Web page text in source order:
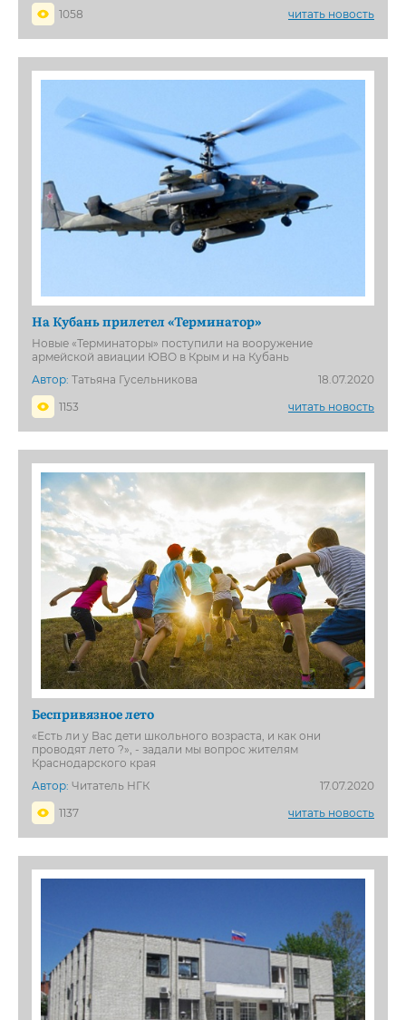
1058
читать новость
На Кубань прилетел «Терминатор»
Новые «Терминаторы» поступили на вооружение
армейской авиации ЮВО в Крым и на Кубань
Автор: Татьяна Гусельникова
18.07.2020
1153
читать новость
Беспривязное лето
«Есть ли у Вас дети школьного возраста, и как они
проводят лето ?», - задали мы вопрос жителям
Краснодарского края
Автор: Читатель НГК
17.07.2020
1137
читать новость